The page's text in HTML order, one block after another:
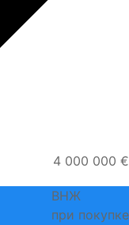
4 000 000 €
ВНЖ
при покупке